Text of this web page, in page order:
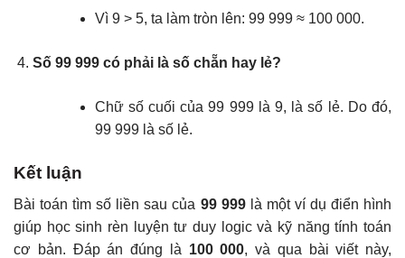
Vì 9 > 5, ta làm tròn lên: 99 999 ≈ 100 000.
Số 99 999 có phải là số chẵn hay lẻ?
Chữ số cuối của 99 999 là 9, là số lẻ. Do đó,
99 999 là số lẻ.
Kết luận
Bài toán tìm số liền sau của 99 999là một ví dụ điển hình
giúp học sinh rèn luyện tư duy logic và kỹ năng tính toán
cơ bản. Đáp án đúng là 100 000, và qua bài viết này,